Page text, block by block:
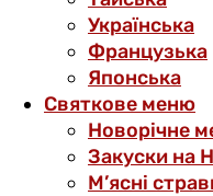
Українська
Французька
Японська
Святкове меню
Новорічне
Закуски на
М’ясні